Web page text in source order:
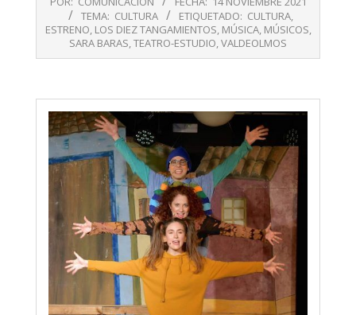
11-
14
TEMA: CULTURA ETIQUETADO: CULTURA,
ESTRENO, LOS DIEZ TANGAMIENTOS, MÚSICA, MÚSICOS,
SARA BARAS,TEATRO-ESTUDIO,VALDEOLMOS